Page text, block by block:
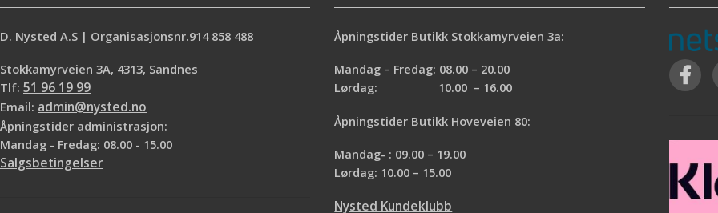
D. Nysted A.S | Organisasjonsnr.914 858 488
Stokkamyrveien 3A, 4313, Sandnes
Tlf: 51 96 19 99
Email: admin@nysted.no
Åpningstider administrasjon:
Mandag - Fredag: 08.00 - 15.00
Salgsbetingelser
Åpningstider Butikk Stokkamyrveien 3a:
Mandag – Fredag: 08.00 – 20.00
Lørdag: 10.00 – 16.00
Åpningstider Butikk Hoveveien 80:
Mandag- : 09.00 – 19.00
Lørdag: 10.00 – 15.00
Nysted Kundeklubb